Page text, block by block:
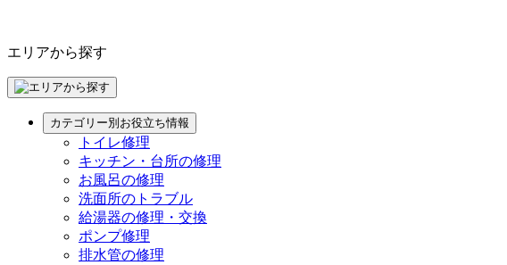
エリアから探す
カテゴリー別お役立ち情報
トイレ修理
キッチン・台所の修理
お風呂の修理
洗面所のトラブル
給湯器の修理・交換
ポンプ修理
排水管の修理